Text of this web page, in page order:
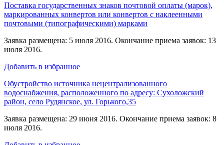
Поставка государственных знаков почтовой оплаты (марок),
маркированных конвертов или конвертов с наклеенными
почтовыми (типографическими) марками
Заявка размещена: 5 июля 2016. Окончание приема заявок: 13
июля 2016.
Добавить в избранное
Обустройство источника нецентрализованного
водоснабжения, расположенного по адресу: Сухоложский
район, село Рудянское, ул. Горького,35
Заявка размещена: 29 июня 2016. Окончание приема заявок: 8
июля 2016.